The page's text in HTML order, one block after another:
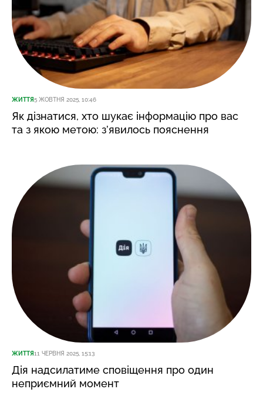
ЖИТТЯ5 ЖОВТНЯ 2025, 10:46
Як дізнатися, хто шукає інформацію про вас
та з якою метою: з’явилось пояснення
ЖИТТЯ11 ЧЕРВНЯ 2025, 15:13
Дія надсилатиме сповіщення про один
неприємний момент